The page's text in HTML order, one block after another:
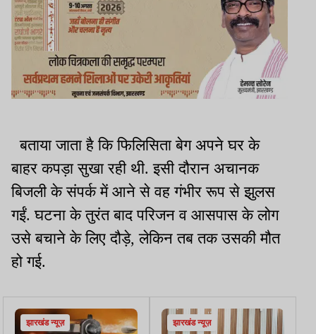
बताया जाता है कि फिलिसिता बेग अपने घर के
बाहर कपड़ा सुखा रही थी. इसी दौरान अचानक
बिजली के संपर्क में आने से वह गंभीर रूप से झुलस
गईं. घटना के तुरंत बाद परिजन व आसपास के लोग
उसे बचाने के लिए दौड़े, लेकिन तब तक उसकी मौत
हो गई.
झारखंड न्यूज़ झारखंड न्यूज़